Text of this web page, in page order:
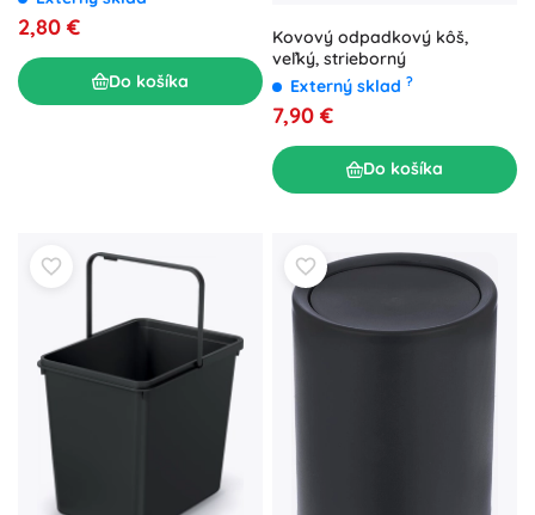
2,80 €
Do košíka
Kovový odpadkový kôš,
veľký, strieborný
Externý sklad ?
7,90 €
Do košíka